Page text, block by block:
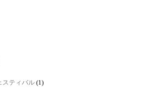
スティバル (1)